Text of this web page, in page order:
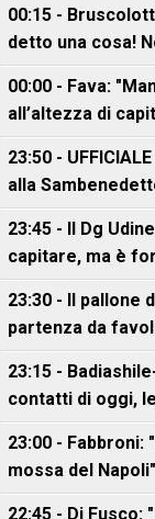
00:15 -
detto una cosa!
00:00 - Fava:
all’altezza di
23:50 -
alla
23:45 - Il Dg
capitare, ma è
23:30 - Il pallone
partenza da
23:15 -
contatti di oggi,
23:00 -
mossa del Napoli"
22:45 - Di Fusco: